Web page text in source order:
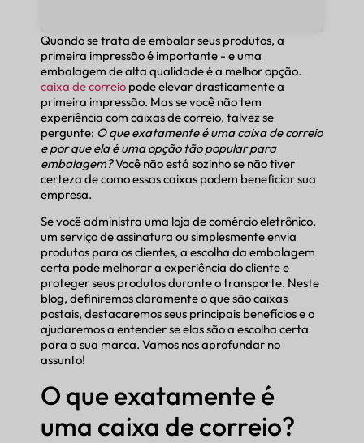
Quando se trata de embalar seus produtos, a
primeira impressão é importante - e uma
embalagem de alta qualidade é a melhor opção.
caixa de correio pode elevar drasticamente a
primeira impressão. Mas se você não tem
experiência com caixas de correio, talvez se
pergunte: O que exatamente é uma caixa de correio
e por que ela é uma opção tão popular para
embalagem?Você não está sozinho se não tiver
certeza de como essas caixas podem beneficiar sua
empresa.
Se você administra uma loja de comércio eletrônico,
um serviço de assinatura ou simplesmente envia
produtos para os clientes, a escolha da embalagem
certa pode melhorar a experiência do cliente e
proteger seus produtos durante o transporte. Neste
blog, definiremos claramente o que são caixas
postais, destacaremos seus principais benefícios e o
ajudaremos a entender se elas são a escolha certa
para a sua marca. Vamos nos aprofundar no
assunto!
O que exatamente é
uma caixa de correio?